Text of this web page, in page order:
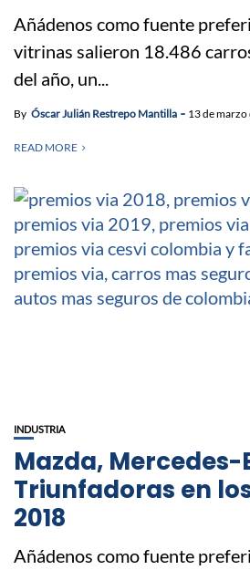
Añádenos como fuente
vitrinas salieron 18.486
del año, un...
By Óscar Julián Restrepo Mantilla 13 de
READ MORE
INDUSTRIA
Mazda, Mercedes-
Triunfadoras en
2018
Añádenos como fuente